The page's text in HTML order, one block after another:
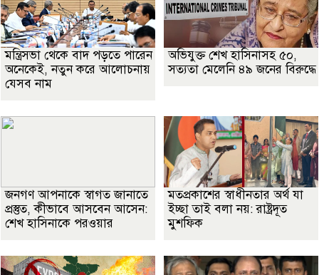
মন্ত্রিসভা থেকে বাদ পড়তে পারেন
অনেকেই, নতুন করে আলোচনায়
যেসব নাম
অভিযুক্ত শেখ হাসিনাসহ ৫০,
সত্যতা মেলেনি ৪৯ জনের বিরুদ্ধে
জনগণ আপনাকে স্বাগত জানাতে
প্রস্তুত, কীভাবে আসবেন আসেন:
শেখ হাসিনাকে পরওয়ার
মতপ্রকাশের স্বাধীনতার অর্থ যা
ইচ্ছা তাই বলা নয়: রাষ্ট্রদূত
মুশফিক